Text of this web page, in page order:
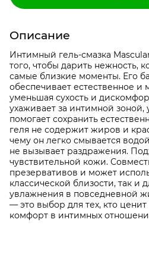
Описание
Интимный гель-смазка
того, чтобы дарить нежность,
самые близкие моменты. Его
обеспечивает естественное и
уменьшая сухость и
ухаживает за интимной зоной,
помогает сохранить
геля не содержит жиров и
чему он легко смывается
не вызывает раздражения.
чувствительной кожи.
презервативов и может
классической близости, так и
увлажнения в повседневной
— это выбор для тех, кто ценит
комфорт в интимных